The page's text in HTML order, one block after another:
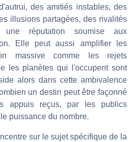
des amitiés instables, des
illusions partagées, des rivalités
réputation soumise aux
Elle peut aussi amplifier les
massive comme les rejets
les planètes qui l'occupent sont
alors dans cette ambivalence
un destin peut être façonné
appuis reçus, par les publics
puissance du nombre.
sur le sujet spécifique de la